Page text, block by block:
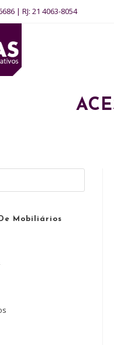
| RJ: 21 4063-8054
a
Mobiliários